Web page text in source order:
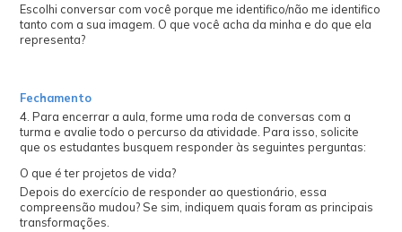
Escolhi conversar com você porque me identifico/não me identifico
tanto com a sua imagem. O que você acha da minha e do que ela
representa?
Fechamento
4. Para encerrar a aula, forme uma roda de conversas com a
turma e avalie todo o percurso da atividade. Para isso, solicite
que os estudantes busquem responder às seguintes perguntas:
O que é ter projetos de vida?
Depois do exercício de responder ao questionário, essa
compreensão mudou? Se sim, indiquem quais foram as principais
transformações.